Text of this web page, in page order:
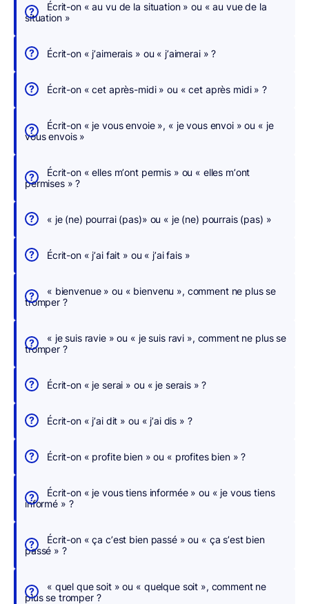
É
r
i
v
e
s
s
h
r
h
e
,
n
u
c
r
i
g
o
p
Écrit-on « au vu de la situation » ou « au vue de la
situation »
Écrit-on « j’aimerais » ou « j’aimerai » ?
Écrit-on « cet après-midi » ou « cet après midi » ?
Écrit-on « je vous envoie », « je vous envoi » ou « je
vous envois »
Écrit-on « elles m’ont permis » ou « elles m’ont
permises » ?
« je (ne) pourrai (pas)» ou « je (ne) pourrais (pas) »
Écrit-on « j’ai fait » ou « j’ai fais »
« bienvenue » ou « bienvenu », comment ne plus se
tromper ?
« je suis ravie » ou « je suis ravi », comment ne plus se
tromper ?
Écrit-on « je serai » ou « je serais » ?
Écrit-on « j’ai dit » ou « j’ai dis » ?
Écrit-on « profite bien » ou « profites bien » ?
Écrit-on « je vous tiens informée » ou « je vous tiens
informé » ?
Écrit-on « ça c’est bien passé » ou « ça s’est bien
passé » ?
« quel que soit » ou « quelque soit », comment ne
plus se tromper ?